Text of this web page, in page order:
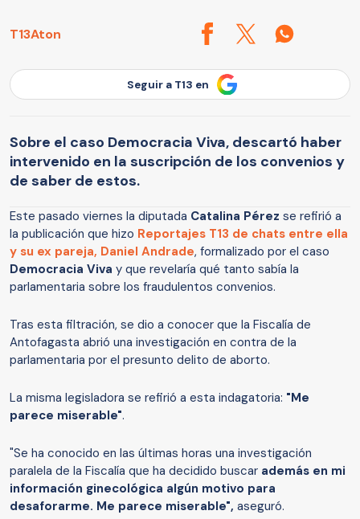
T13Aton
Seguir a T13 en
Sobre el caso Democracia Viva, descartó haber
intervenido en la suscripción de los convenios y
de saber de estos.
Este pasado viernes la diputada Catalina Pérez se refirió a
la publicación que hizo Reportajes T13 de chats entre ella
y su ex pareja, Daniel Andrade, formalizado por el caso
Democracia Viva y que revelaría qué tanto sabía la
parlamentaria sobre los fraudulentos convenios.
Tras esta filtración, se dio a conocer que la Fiscalía de
Antofagasta abrió una investigación en contra de la
parlamentaria por el presunto delito de aborto.
La misma legisladora se refirió a esta indagatoria: "Me
parece miserable".
"Se ha conocido en las últimas horas una investigación
paralela de la Fiscalía que ha decidido buscar además en mi
información ginecológica algún motivo para
desaforarme. Me parece miserable", aseguró.